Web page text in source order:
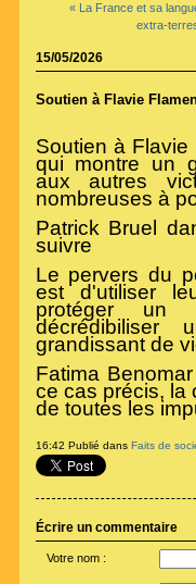
« La France et sa
extra-
15/05/2026
Soutien à Flavie
Soutien à
qui montre un
aux autres
nombreuses à
Patrick Bruel
suivre
Le pervers du
est d'utiliser
protéger un
décrédibiliser
grandissant de
Fatima
ce cas précis, la
de toutes les
16:42 Publié dans Faits de
Écrire un commentaire
Votre nom :